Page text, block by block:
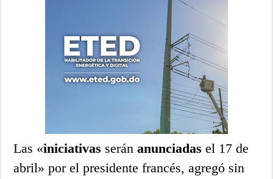
Las «iniciativas seránanunciadas el 17 de
abril» por el presidente francés, agregó sin